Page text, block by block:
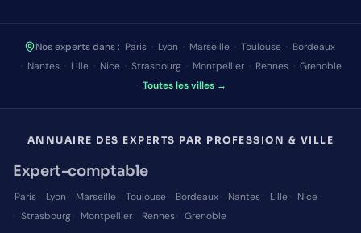
Nos experts dans : Paris · Lyon · Marseille · Toulouse · Bordeaux
· Nantes · Lille · Nice · Strasbourg · Montpellier · Rennes · Grenoble
· Toutes les villes →
ANNUAIRE DES EXPERTS PAR PROFESSION & VILLE
Expert-comptable
Paris Lyon Marseille Toulouse Bordeaux Nantes Lille
Nice
Strasbourg Montpellier Rennes Grenoble